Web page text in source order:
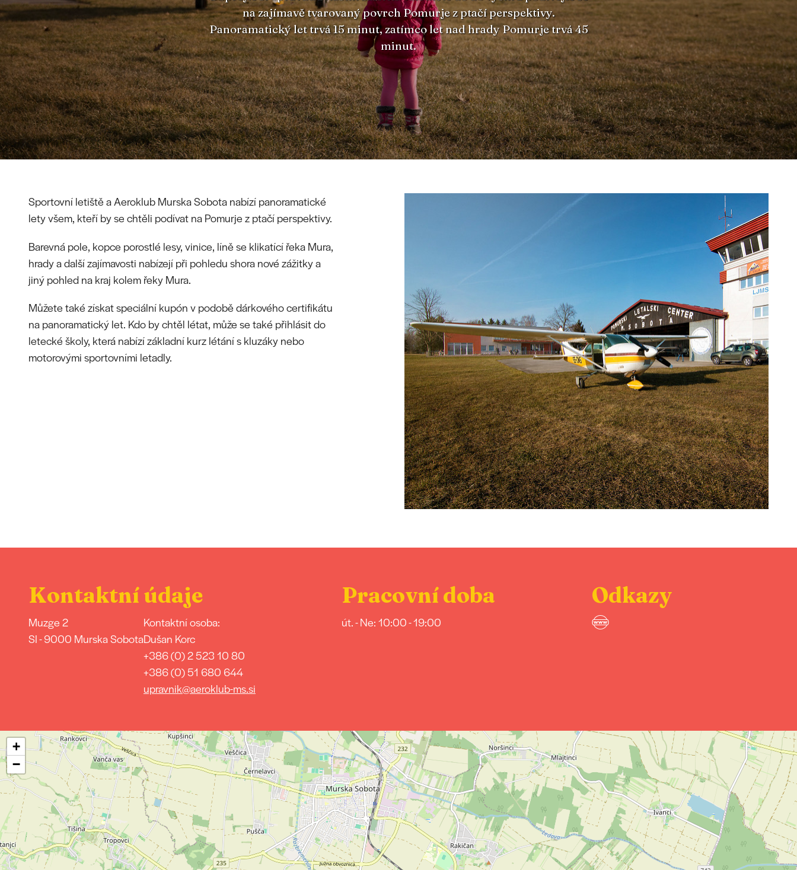
na zajímavě tvarovaný povrch Pomurje z ptačí perspektivy.
Panoramatický let trvá 15 minut, zatímco let nad hrady Pomurje trvá 45
minut.
Sportovní letiště a Aeroklub Murska Sobota nabízí panoramatické
lety všem, kteří by se chtěli podívat na Pomurje z ptačí perspektivy.
Barevná pole, kopce porostlé lesy, vinice, líně se klikatící řeka Mura,
hrady a další zajímavosti nabízejí při pohledu shora nové zážitky a
jiný pohled na kraj kolem řeky Mura.
Můžete také získat speciální kupón v podobě dárkového certifikátu
na panoramatický let. Kdo by chtěl létat, může se také přihlásit do
letecké školy, která nabízí základní kurz létání s kluzáky nebo
motorovými sportovními letadly.
Kontaktní údaje
Muzge 2
SI - 9000 Murska Sobota
Kontaktní osoba:
Dušan Korc
+386 (0) 2 523 10 80
+386 (0) 51 680 644
upravnik@aeroklub-ms.si
Pracovní doba
út. - Ne: 10:00 - 19:00
Odkazy
+
−